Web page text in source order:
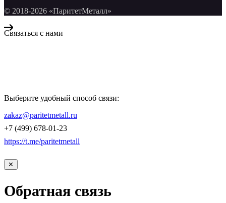
© 2018-2026 «ПаритетМеталл»
Связаться с нами
Выберите удобный способ связи:
zakaz@paritetmetall.ru
+7 (499) 678-01-23
https://t.me/paritetmetall
✕
Обратная связь